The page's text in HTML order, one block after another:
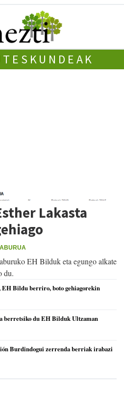
Lakasta
EH Bilduk eta egungo alkate
du.
Bildu berriro, boto gehiagorekin
berretsiko du EH Bilduk Ultzaman
Burdindogui zerrenda berriak irabazi